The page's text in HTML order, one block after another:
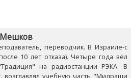
Мешков
переводчик. В Израиле-с
10 лет отказа). Четыре года вёл
на радиостанции РЭКА. В
возглавлял учебную часть "Мидраши